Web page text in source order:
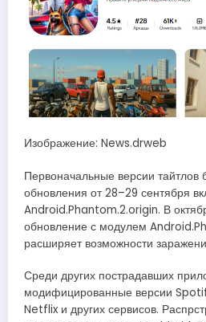
Изображение: News.drweb
Первоначальные версии тайтлов
обновления от 28–29 сентября
Android.Phantom.2.origin. В
обновление с модулем
расширяет возможности
Среди других пострадавших
модифицированные версии
Netflix и других сервисов.